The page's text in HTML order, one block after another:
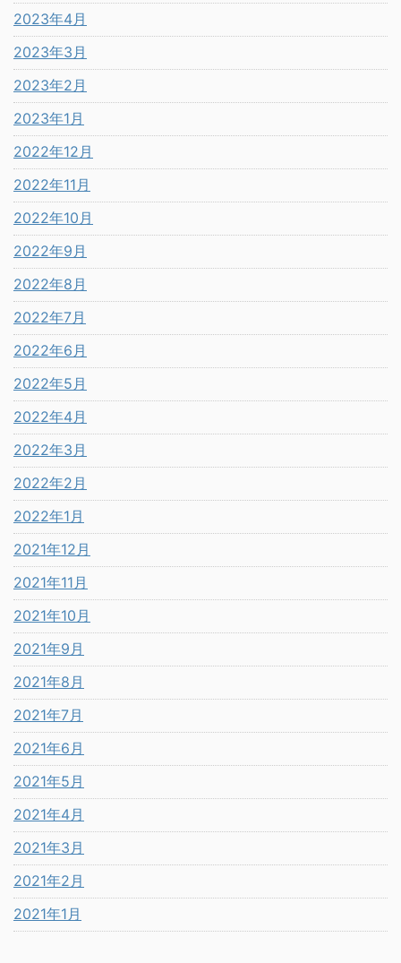
2023年4月
2023年3月
2023年2月
2023年1月
2022年12月
2022年11月
2022年10月
2022年9月
2022年8月
2022年7月
2022年6月
2022年5月
2022年4月
2022年3月
2022年2月
2022年1月
2021年12月
2021年11月
2021年10月
2021年9月
2021年8月
2021年7月
2021年6月
2021年5月
2021年4月
2021年3月
2021年2月
2021年1月